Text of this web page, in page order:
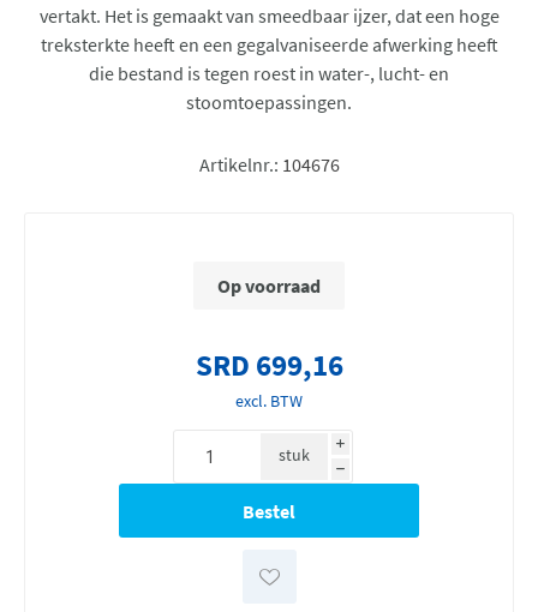
vertakt. Het is gemaakt van smeedbaar ijzer, dat een hoge
treksterkte heeft en een gegalvaniseerde afwerking heeft
die bestand is tegen roest in water-, lucht- en
stoomtoepassingen.
Artikelnr.: 104676
Op voorraad
SRD 699,16
excl. BTW
i
h
stuk